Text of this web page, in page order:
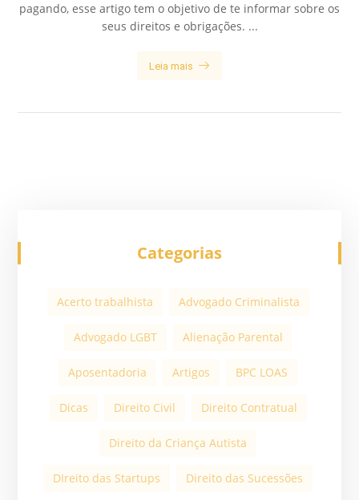
pagando, esse artigo tem o objetivo de te informar sobre os
seus direitos e obrigações. ...
Leia mais
Categorias
Acerto trabalhista Advogado Criminalista
Advogado LGBT Alienação Parental
Aposentadoria Artigos BPC LOAS
Dicas Direito Civil Direito Contratual
Direito da Criança Autista
DIreito das Startups Direito das Sucessões